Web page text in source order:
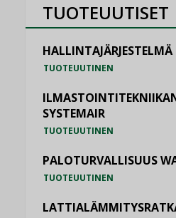
TUOTEUUTISET
HALLINTAJÄRJESTELMÄ
TUOTEUUTINEN
SYSTEMAIR
TUOTEUUTINEN
PALOTURVALLISUUS
TUOTEUUTINEN